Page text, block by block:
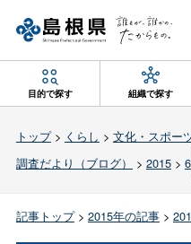
目的で探す 組織で探す
トップ> くらし > 文化・スポー
調査だより（ブログ）
> 2015> 6
記事トップ> 2015年の記事>